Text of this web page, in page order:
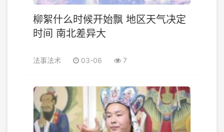
柳絮什么时候开始飘 地区天气决定
时间 南北差异大
法事法术 03-06 7